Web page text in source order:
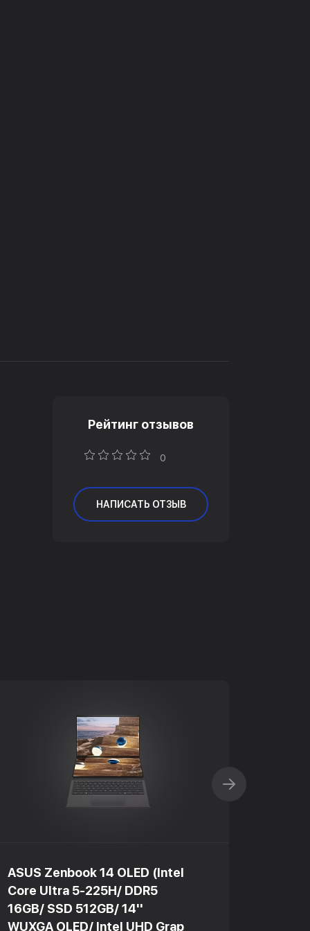
Рейтинг отзывов
0
НАПИСАТЬ ОТЗЫВ
ASUS Zenbook 14 OLED (Intel
Core Ultra 5-225H/ DDR5
16GB/ SSD 512GB/ 14''
WUXGA OLED/ Intel UHD Grap